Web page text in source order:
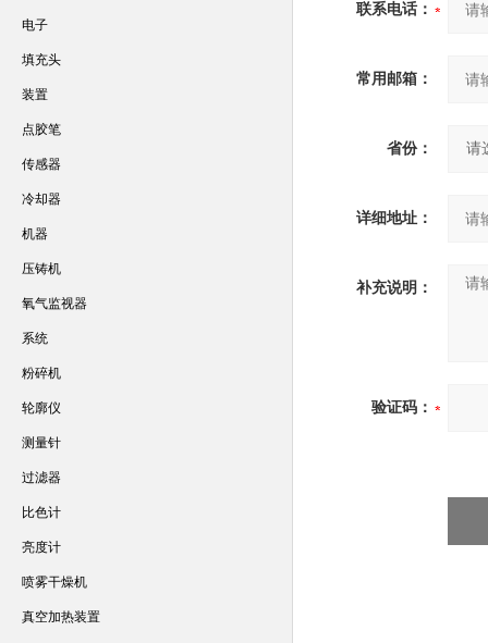
联系电话：
常用邮箱：
省份：
详细地址：
补充说明：
验证码：
电子
填充头
装置
点胶笔
传感器
冷却器
机器
压铸机
氧气监视器
系统
粉碎机
轮廓仪
测量针
过滤器
比色计
亮度计
喷雾干燥机
真空加热装置